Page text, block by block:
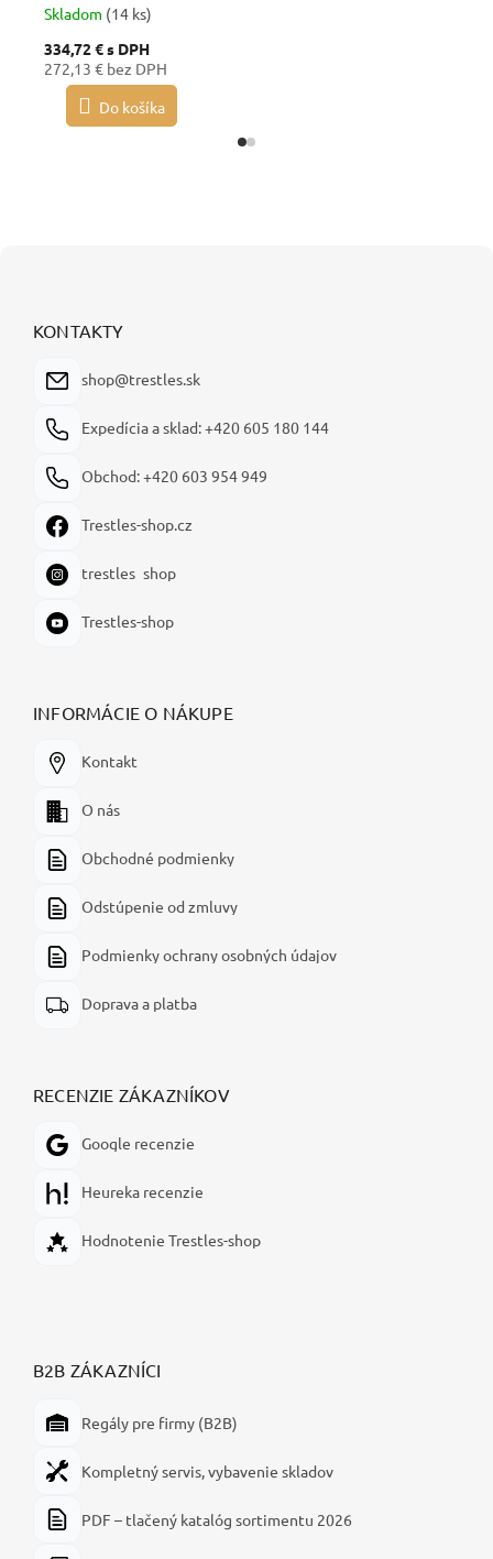
Skladom (14 ks)
334,72 €s DPH
272,13 € bez DPH
Do košíka
KONTAKTY
shop@trestles.sk
Expedícia a sklad: +420 605 180 144
Obchod: +420 603 954 949
Trestles-shop.cz
trestles_shop
Trestles-shop
INFORMÁCIE O NÁKUPE
Kontakt
O nás
Obchodné podmienky
Odstúpenie od zmluvy
Podmienky ochrany osobných údajov
Doprava a platba
RECENZIE ZÁKAZNÍKOV
Google recenzie
Heureka recenzie
Hodnotenie Trestles-shop
B2B ZÁKAZNÍCI
Regály pre firmy (B2B)
Kompletný servis, vybavenie skladov
PDF – tlačený katalóg sortimentu 2026